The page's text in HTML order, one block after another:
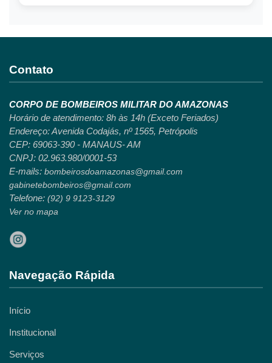
Contato
CORPO DE BOMBEIROS MILITAR DO AMAZONAS
Horário de atendimento: 8h às 14h (Exceto Feriados)
Endereço: Avenida Codajás, nº 1565, Petrópolis
CEP: 69063-390 - MANAUS- AM
CNPJ: 02.963.980/0001-53
E-mails: bombeirosdoamazonas@gmail.com
gabinetebombeiros@gmail.com
Telefone: (92) 9 9123-3129
Ver no mapa
Navegação Rápida
Início
Institucional
Serviços